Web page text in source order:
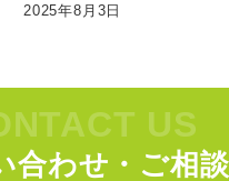
投稿日
2025年8月3日
US
合わせ・ご相談